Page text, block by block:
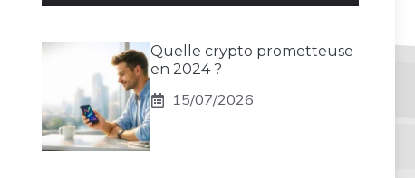
Quelle crypto prometteuse
en 2024 ?
15/07/2026